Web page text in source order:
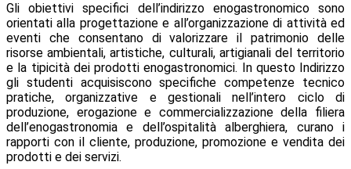
Gli obiettivi specifici dell’indirizzo enogastronomico sono
orientati alla progettazione e all’organizzazione di attività ed
eventi che consentano di valorizzare il patrimonio delle
risorse ambientali, artistiche, culturali, artigianali del territorio
e la tipicità dei prodotti enogastronomici. In questo Indirizzo
gli studenti acquisiscono specifiche competenze tecnico
pratiche, organizzative e gestionali nell’intero ciclo di
produzione, erogazione e commercializzazione della filiera
dell’enogastronomia e dell’ospitalità alberghiera, curano i
rapporti con il cliente, produzione, promozione e vendita dei
prodotti e dei servizi.